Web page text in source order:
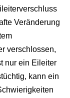
Veränderung
verschlossen,
nur ein Eileiter
kann ein